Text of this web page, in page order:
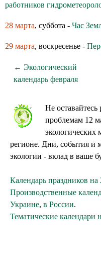
работников
28 марта, суббота - Час
29 марта, воскресенье -
← Экологический
календарь февраля
Не
проблемам 12
регионе. Дни, события и
экологии - вклад в ваше
Календарь праздников
Производственные
Украине, в России.
Тематические календари